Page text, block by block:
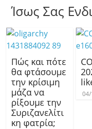
Ίσως Σας
Πώς και πότε
θα φτάσουμε
την κρίσιμη
μάζα να
ρίξουμε την
Συριζανελίτι
κη φατρία;